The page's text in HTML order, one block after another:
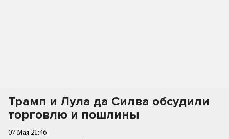
Трамп и Лула да Силва обсудили
торговлю и пошлины
07 Мая 21:46